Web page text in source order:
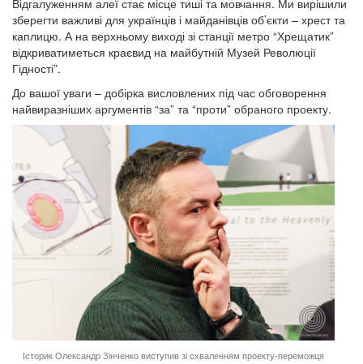
Відгалуженням алеї стає місце тиші та мовчання. Ми вирішили
зберегти важливі для українців і майданівців об’єкти – хрест та
каплицю. А на верхньому виході зі станції метро “Хрещатик”
відкриватиметься краєвид на майбутній Музей Революції
Гідності”.
До вашої уваги – добірка висловлених під час обговорення
найвиразніших аргументів “за” та “проти” обраного проекту.
Історик Олександр Зінченко виступив зі схваленням проекту-переможця